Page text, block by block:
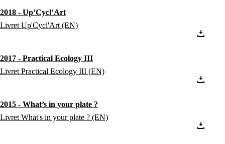
2018 - Up’Cycl’Art
Livret Up'Cycl'Art (EN)
2017 - Practical Ecology III
Livret Practical Ecology III (EN)
2015 - What’s in your plate ?
Livret What's in your plate ? (EN)